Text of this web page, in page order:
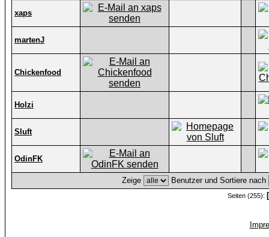
xaps
martenJ
Chickenfood
Holzi
Sluft
OdinFK
Zeige Benutzer und Sortiere nach
Seiten (255):